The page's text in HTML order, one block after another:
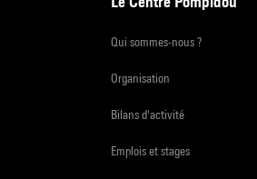
Qui sommes-nous ?
Organisation
Bilans d'activité
Emplois et stages